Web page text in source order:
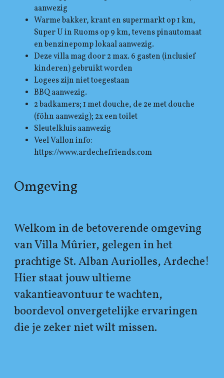
aanwezig
Warme bakker, krant en supermarkt op 1 km,
Super U in Ruoms op 9 km, tevens pinautomaat
en benzinepomp lokaal aanwezig.
Deze villa mag door 2 max. 6 gasten (inclusief
kinderen) gebruikt worden
Logees zijn niet toegestaan
BBQ aanwezig.
2 badkamers; 1 met douche, de 2e met douche
(föhn aanwezig); 2x een toilet
Sleutelkluis aanwezig
Veel Vallon info:
https://www.ardechefriends.com
Omgeving
Welkom in de betoverende omgeving
van Villa Mûrier, gelegen in het
prachtige St. Alban Auriolles, Ardeche!
Hier staat jouw ultieme
vakantieavontuur te wachten,
boordevol onvergetelijke ervaringen
die je zeker niet wilt missen.